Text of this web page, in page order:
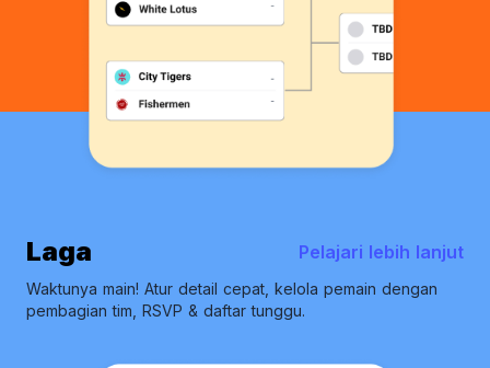
Pelajari lebih lanjut
Laga
Waktunya main! Atur detail cepat, kelola pemain dengan
pembagian tim, RSVP & daftar tunggu.